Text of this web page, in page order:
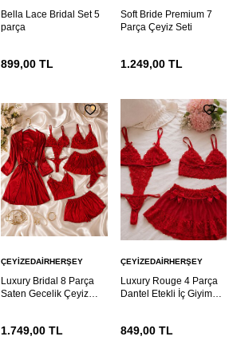
Bella Lace Bridal Set 5
parça
899,00 TL
Soft Bride Premium 7
Parça Çeyiz Seti
1.249,00TL
ÇEYIZEDAIRHERŞEY
Luxury Bridal 8 Parça
Saten Gecelik Çeyiz
1.749,00 TL
ÇEYIZEDAIRHERŞEY
Luxury Rouge 4 Parça
Dantel Etekli İç Giyim
849,00TL